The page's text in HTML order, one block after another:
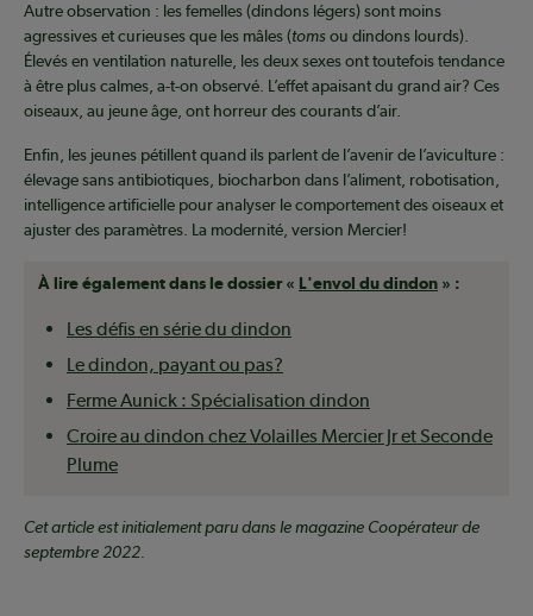
Autre observation : les femelles (dindons légers) sont moins
agressives et curieuses que les mâles (tomsou dindons lourds).
Élevés en ventilation naturelle, les deux sexes ont toutefois tendance
à être plus calmes, a-t-on observé. L’effet apaisant du grand air? Ces
oiseaux, au jeune âge, ont horreur des courants d’air.
Enfin, les jeunes pétillent quand ils parlent de l’avenir de l’aviculture :
élevage sans antibiotiques, biocharbon dans l’aliment, robotisation,
intelligence artificielle pour analyser le comportement des oiseaux et
ajuster des paramètres. La modernité, version Mercier!
À lire également dans le dossier « L'envol du dindon » :
Les défis en série du dindon
Le dindon, payant ou pas?
Ferme Aunick : Spécialisation dindon
Croire au dindon chez Volailles Mercier Jr et Seconde
Plume
Cet article est initialement paru dans le magazine Coopérateur de
septembre 2022.